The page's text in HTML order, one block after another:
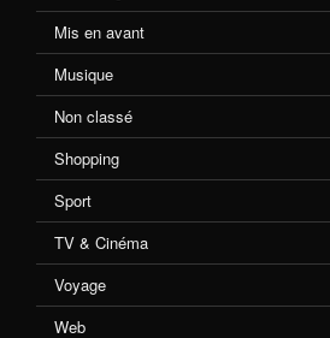
Mis en avant
Musique
Non classé
Shopping
Sport
TV & Cinéma
Voyage
Web